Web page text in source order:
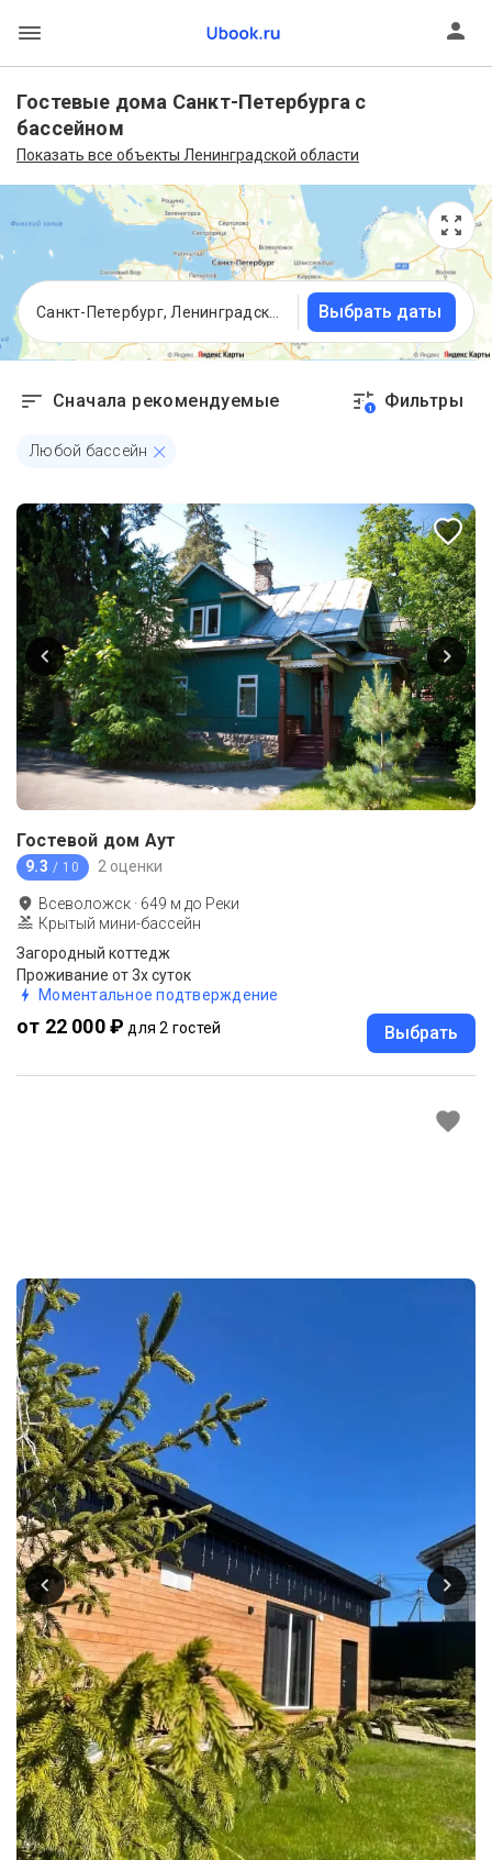
Гостевые дома Санкт-Петербурга с
бассейном
Показать все объекты Ленинградской области
Выбрать даты
Сначала рекомендуемые 1 Фильтры
Любой бассейн
Гостевой дом Аут
9.3 / 10 2 оценки
Всеволожск · 649 м до Реки
Крытый мини-бассейн
Загородный коттедж
Проживание от 3х суток
Моментальное подтверждение
от 22 000 ₽ для 2 гостей Выбрать